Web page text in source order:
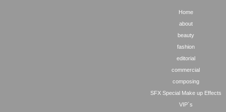
Home
about
beauty
fashion
editorial
commercial
composing
SFX Special Make up Effects
VIP´s